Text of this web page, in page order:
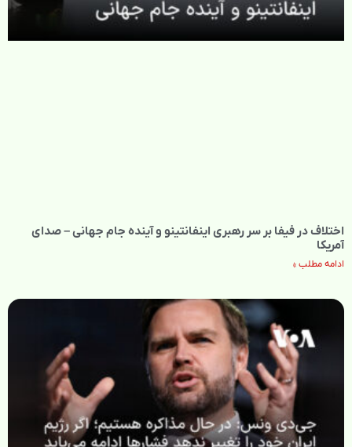
اختلاف در فیفا بر سر رهبری اینفانتینو و آینده جام جهانی – صدای
آمریکا
ادامه مطلب »